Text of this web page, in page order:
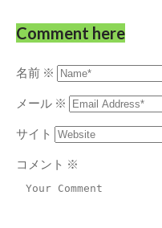
Comment here
名前 ※
メール ※
サイト
コメント ※